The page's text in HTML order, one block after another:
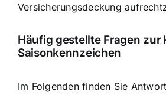
Versicherungsdeckung
Häufig gestellte Fragen zur
Saisonkennzeichen
Im Folgenden finden Sie